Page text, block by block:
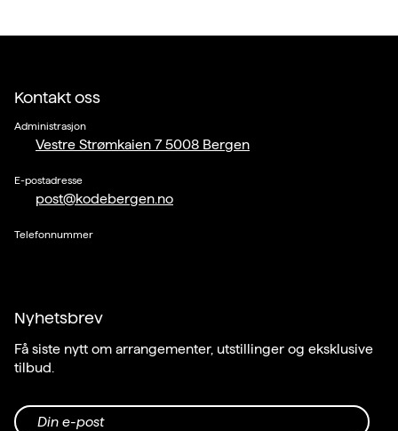
Kontakt oss
Administrasjon
Vestre Strømkaien 7 5008 Bergen
E-postadresse
post@kodebergen.no
Telefonnummer
Nyhetsbrev
Få siste nytt om arrangementer, utstillinger og eksklusive
tilbud.
Din e-post